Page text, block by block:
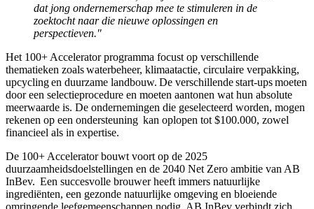
dat jong ondernemerschap mee te stimuleren in de
zoektocht naar die nieuwe oplossingen en
perspectieven."
Het 100+ Accelerator programma focust op verschillende
thematieken zoals waterbeheer, klimaatactie, circulaire verpakking,
upcycling en duurzame landbouw. De verschillende start-ups moeten
door een selectieprocedure en moeten aantonen wat hun absolute
meerwaarde is. De ondernemingen die geselecteerd worden, mogen
rekenen op een ondersteuning ​ kan oplopen tot $100.000, zowel
financieel als in expertise.
De 100+ Accelerator bouwt voort op de 2025
duurzaamheidsdoelstellingen en de 2040 Net Zero ambitie van AB
InBev. ​ Een succesvolle brouwer heeft immers natuurlijke
ingrediënten, een gezonde natuurlijke omgeving en bloeiende
omringende leefgemeenschappen nodig. AB InBev verbindt zich